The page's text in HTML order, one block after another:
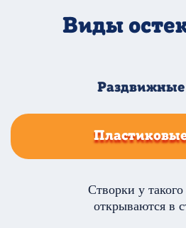
Виды
Раздвижные
Створки у такого балкона
-10°С +5°С
Створки у
открываются в